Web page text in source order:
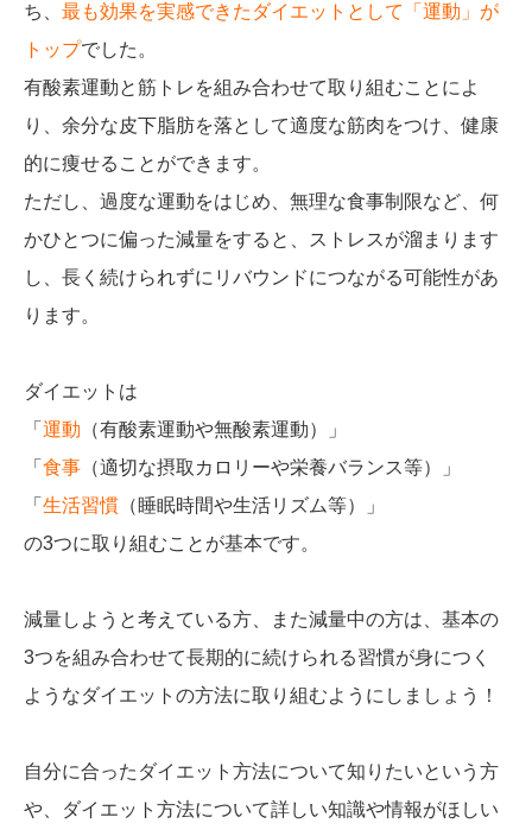
ち、 最も効果を実感できたダイエットとして「運動」が
トップでした。
有酸素運動と筋トレを組み合わせて取り組むことによ
り、余分な皮下脂肪を落として適度な筋肉をつけ、健康
的に痩せることができます。
ただし、過度な運動をはじめ、無理な食事制限など、何
かひとつに偏った減量をすると、ストレスが溜まります
し、長く続けられずにリバウンドにつながる可能性があ
ります。
ダイエットは
「 運動 （有酸素運動や無酸素運動）」
「 食事 （適切な摂取カロリーや栄養バランス等）」
「 生活習慣 （睡眠時間や生活リズム等）」
の3つに取り組むことが基本です。
減量しようと考えている方、また減量中の方は、基本の
3つを組み合わせて長期的に続けられる習慣が身につく
ようなダイエットの方法に取り組むようにしましょう！
自分に合ったダイエット方法について知りたいという方
や、ダイエット方法について詳しい知識や情報がほしい